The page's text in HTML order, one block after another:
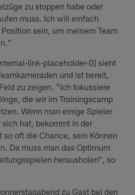
zu stoppen habe oder
muss. Ich will einfach
sein, um meinem Team
sieht
und ist bereit,
zu zeigen. "Ich fokussiere
die wir im Trainingscamp
Wenn man einige Spieler
hat, bekommt in der
so oft die Chance, sein Können
Da muss man das Optimum
herausholen", so
zu Gast bei den